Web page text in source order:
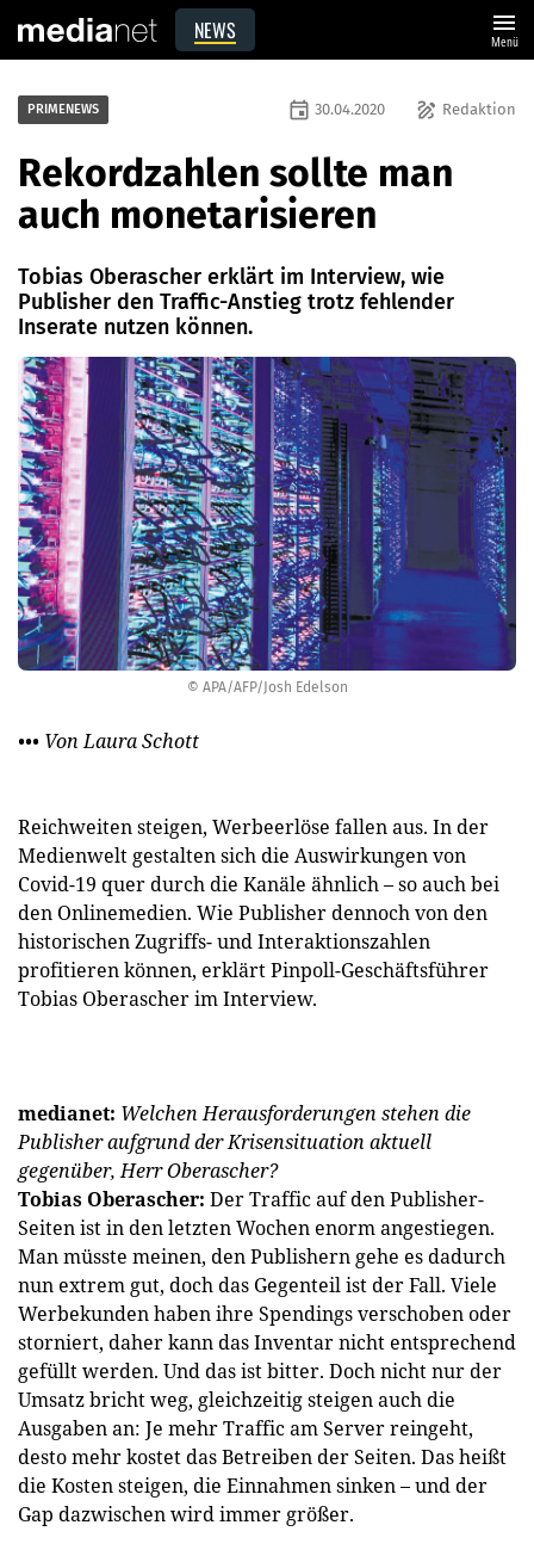
NEWS menu
Menü
© APA/AFP/Josh Edelson
PRIMENEWS draw Redaktion
event 30.04.2020
Rekordzahlen sollte man
auch monetarisieren
Tobias Oberascher erklärt im Interview, wie
Publisher den Traffic-Anstieg trotz fehlender
Inserate nutzen können.
••• Von Laura Schott
Reichweiten steigen, Werbeerlöse fallen aus. In der
Medienwelt gestalten sich die Auswirkungen von
Covid-19 quer durch die Kanäle ähnlich – so auch bei
den Onlinemedien. Wie Publisher dennoch von den
historischen Zugriffs- und Interaktionszahlen
profitieren können, erklärt Pinpoll-Geschäftsführer
Tobias Oberascher im Interview.
medianet: Welchen Herausforderungen stehen die
Publisher aufgrund der Krisensituation aktuell
gegenüber, Herr Oberascher?
Tobias Oberascher: Der Traffic auf den Publisher-
Seiten ist in den letzten Wochen enorm angestiegen.
Man müsste meinen, den Publishern gehe es dadurch
nun extrem gut, doch das Gegenteil ist der Fall. Viele
Werbekunden haben ihre Spendings verschoben oder
storniert, daher kann das Inventar nicht entsprechend
gefüllt werden. Und das ist bitter. Doch nicht nur der
Umsatz bricht weg, gleichzeitig steigen auch die
Ausgaben an: Je mehr Traffic am Server reingeht,
desto mehr kostet das Betreiben der Seiten. Das heißt
die Kosten steigen, die Einnahmen sinken – und der
Gap dazwischen wird immer größer.